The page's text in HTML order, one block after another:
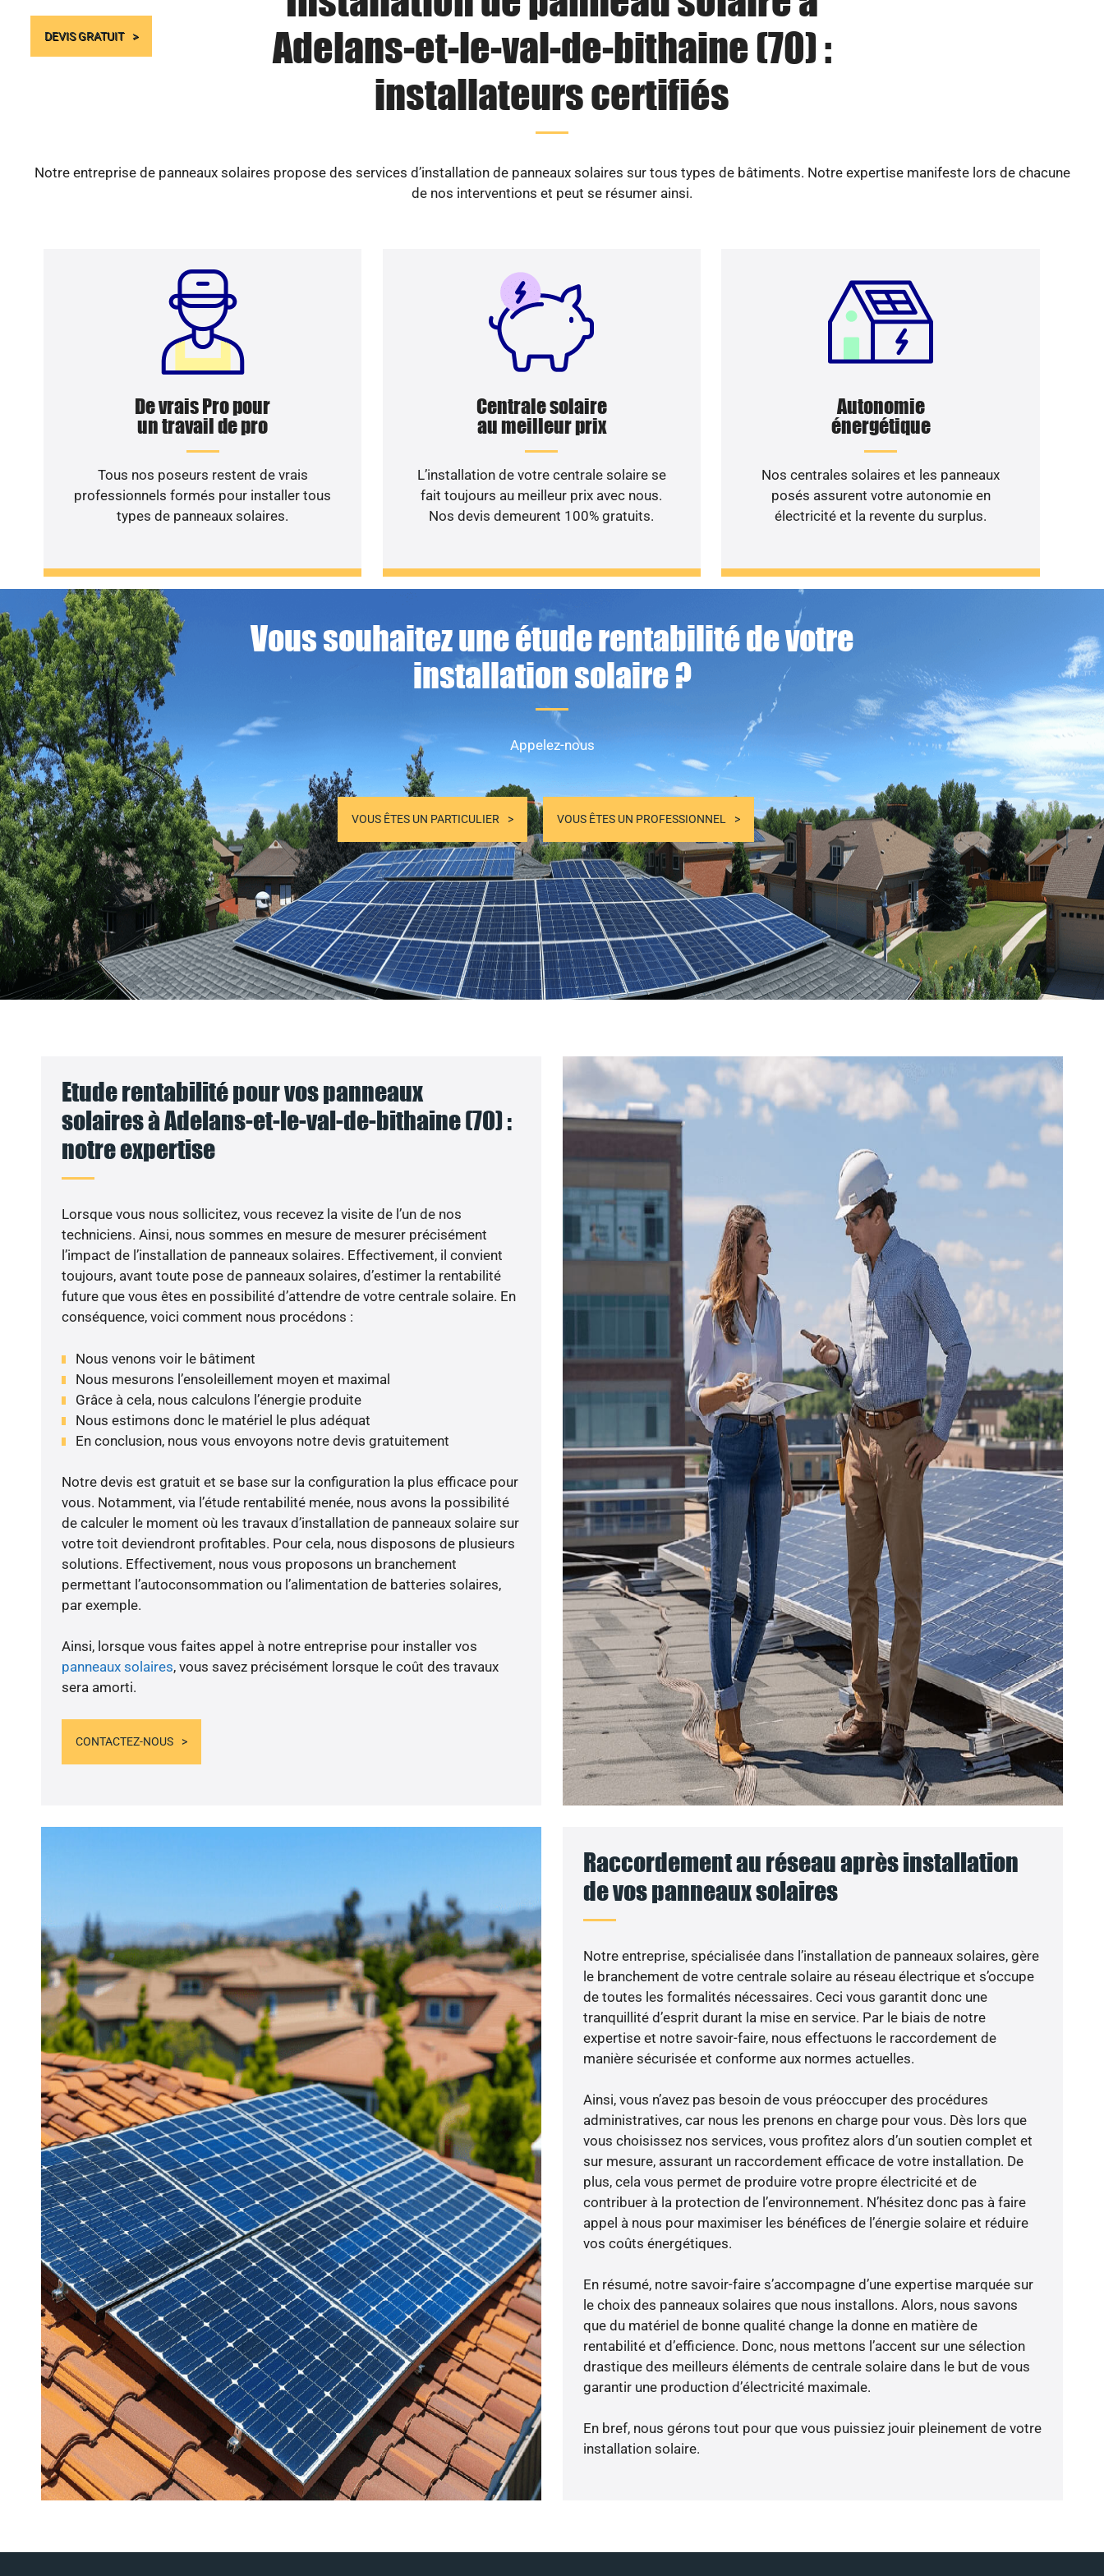
DEVIS GRATUIT
Adelans-et-le-val-de-bithaine (70) :
installateurs certifiés
Notre entreprise de panneaux solaires propose des services d’installation de panneaux solaires sur tous types de bâtiments. Notre expertise manifeste lors de chacune
de nos interventions et peut se résumer ainsi.
De vrais Pro pour
un travail de pro
Tous nos poseurs restent de vrais
professionnels formés pour installer tous
types de panneaux solaires.
Centrale solaire
au meilleur prix
L’installation de votre centrale solaire se
fait toujours au meilleur prix avec nous.
Nos devis demeurent 100% gratuits.
Autonomie
énergétique
Nos centrales solaires et les panneaux
posés assurent votre autonomie en
électricité et la revente du surplus.
Vous souhaitez une étude rentabilité de votre
installation solaire ?
Appelez-nous
VOUS ÊTES UN PARTICULIER VOUS ÊTES UN PROFESSIONNEL
Etude rentabilité pour vos panneaux
solaires à Adelans-et-le-val-de-bithaine (70) :
notre expertise
Lorsque vous nous sollicitez, vous recevez la visite de l’un de nos
techniciens. Ainsi, nous sommes en mesure de mesurer précisément
l’impact de l’installation de panneaux solaires. Effectivement, il convient
toujours, avant toute pose de panneaux solaires, d’estimer la rentabilité
future que vous êtes en possibilité d’attendre de votre centrale solaire. En
conséquence, voici comment nous procédons :
Nous venons voir le bâtiment
Nous mesurons l’ensoleillement moyen et maximal
Grâce à cela, nous calculons l’énergie produite
Nous estimons donc le matériel le plus adéquat
En conclusion, nous vous envoyons notre devis gratuitement
Notre devis est gratuit et se base sur la configuration la plus efficace pour
vous. Notamment, via l’étude rentabilité menée, nous avons la possibilité
de calculer le moment où les travaux d’installation de panneaux solaire sur
votre toit deviendront profitables. Pour cela, nous disposons de plusieurs
solutions. Effectivement, nous vous proposons un branchement
permettant l’autoconsommation ou l’alimentation de batteries solaires,
par exemple.
Ainsi, lorsque vous faites appel à notre entreprise pour installer vos
panneaux solaires, vous savez précisément lorsque le coût des travaux
sera amorti.
CONTACTEZ-NOUS
Raccordement au réseau après installation
de vos panneaux solaires
Notre entreprise, spécialisée dans l’installation de panneaux solaires, gère
le branchement de votre centrale solaire au réseau électrique et s’occupe
de toutes les formalités nécessaires. Ceci vous garantit donc une
tranquillité d’esprit durant la mise en service. Par le biais de notre
expertise et notre savoir-faire, nous effectuons le raccordement de
manière sécurisée et conforme aux normes actuelles.
Ainsi, vous n’avez pas besoin de vous préoccuper des procédures
administratives, car nous les prenons en charge pour vous. Dès lors que
vous choisissez nos services, vous profitez alors d’un soutien complet et
sur mesure, assurant un raccordement efficace de votre installation. De
plus, cela vous permet de produire votre propre électricité et de
contribuer à la protection de l’environnement. N’hésitez donc pas à faire
appel à nous pour maximiser les bénéfices de l’énergie solaire et réduire
vos coûts énergétiques.
En résumé, notre savoir-faire s’accompagne d’une expertise marquée sur
le choix des panneaux solaires que nous installons. Alors, nous savons
que du matériel de bonne qualité change la donne en matière de
rentabilité et d’efficience. Donc, nous mettons l’accent sur une sélection
drastique des meilleurs éléments de centrale solaire dans le but de vous
garantir une production d’électricité maximale.
En bref, nous gérons tout pour que vous puissiez jouir pleinement de votre
installation solaire.